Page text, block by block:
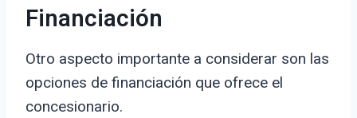
Financiación
Otro aspecto importante a considerar son las
opciones de financiación que ofrece el
concesionario.